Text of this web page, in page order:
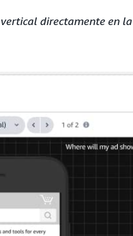
directamente en la